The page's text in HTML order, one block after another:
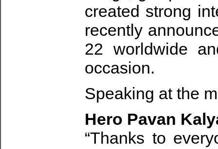
created strong
recently
22 worldwide
occasion.
Speaking at the
Hero Pavan
“Thanks to